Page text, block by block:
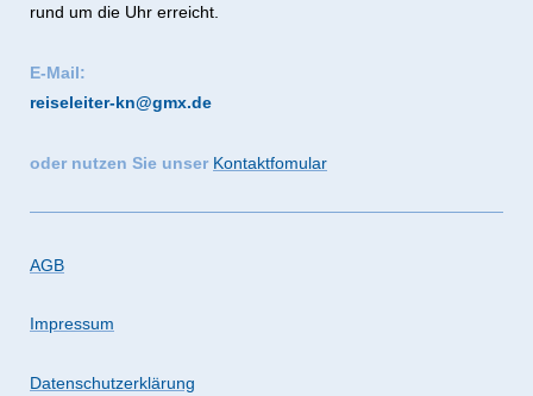
rund um die Uhr erreicht.
E-Mail:
reiseleiter-kn@gmx.de
oder nutzen Sie unser Kontaktfomular
AGB
Impressum
Datenschutzerklärung